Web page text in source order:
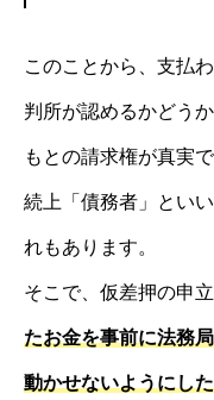
このことから、支払
判所が認めるかどう
もとの請求権が真実
続上「債務者」とい
れもあります。
そこで、仮差押の申立
たお金を事前に法務
動かせないようにし